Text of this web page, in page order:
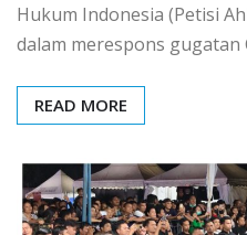
Hukum Indonesia (Petisi
dalam merespons gugatan
READ MORE